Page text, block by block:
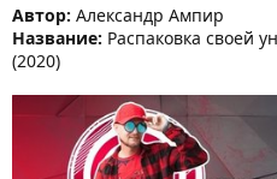
ы
л
а
Автор: Александр Ампир
Название: Распаковка своей
(2020)